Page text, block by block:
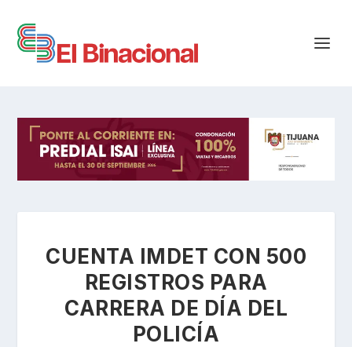
CUENTA IMDET CON 500
REGISTROS PARA
CARRERA DE DÍA DEL
POLICÍA